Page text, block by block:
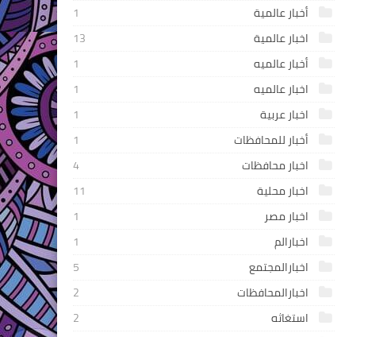
أخبار عالمية
1
اخبار عالمية
13
أخبار عالميه
1
اخبار عالميه
1
اخبار عربية
1
أخبار للمحافظات
1
اخبار محافظات
4
اخبار محلية
11
اخبار مصر
1
اخبارالم
1
اخبارالمجتمع
5
اخبارالمحافظات
2
استغاثه
2